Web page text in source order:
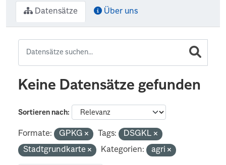
Datensätze Über uns
Keine Datensätze gefunden
Sortieren nach
Formate: GPKG Tags:
DSGKL
Stadtgrundkarte
Kategorien: agri